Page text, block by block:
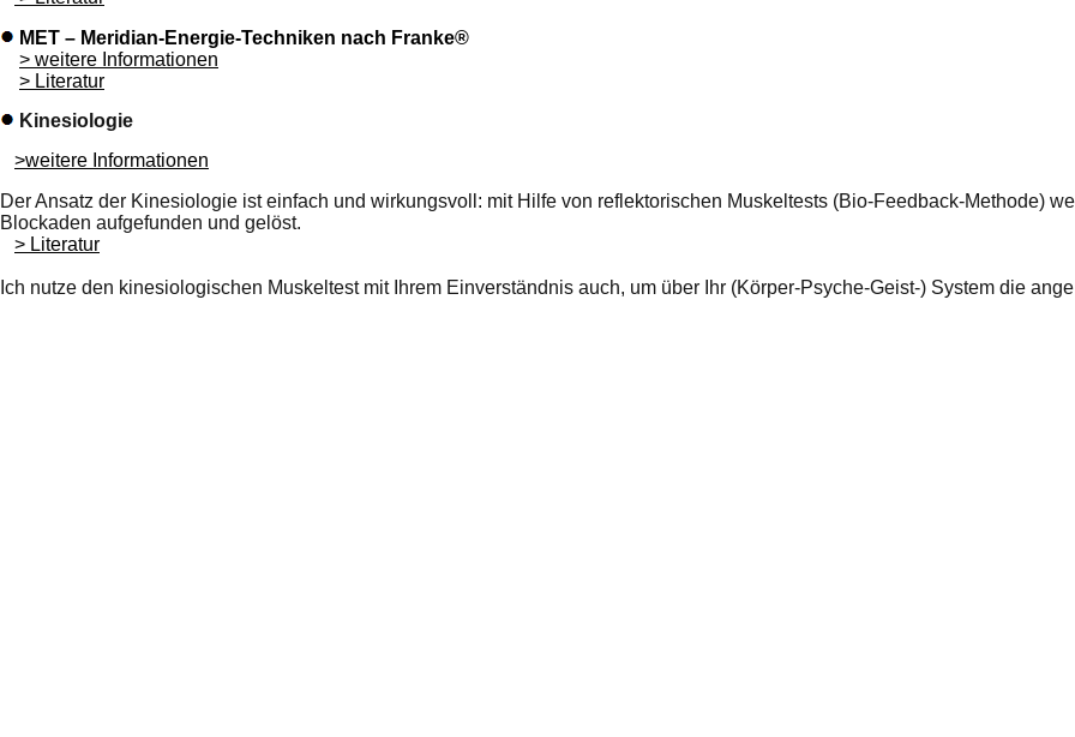
MET – Meridian-Energie-Techniken nach Franke®
> weitere Informationen
> Literatur
Kinesiologie
>weitere Informationen
Der Ansatz der Kinesiologie ist einfach und wirkungsvoll: mit Hilfe von reflektorischen Muskeltests (Bio-Feedback-Methode)
Blockaden aufgefunden und gelöst.
> Literatur
Ich nutze den kinesiologischen Muskeltest mit Ihrem Einverständnis auch, um über Ihr (Körper-Psyche-Geist-) System die